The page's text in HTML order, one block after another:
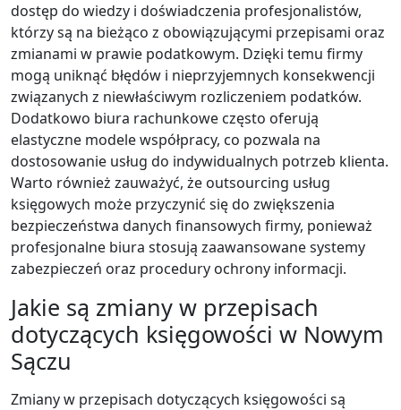
dostęp do wiedzy i doświadczenia profesjonalistów,
którzy są na bieżąco z obowiązującymi przepisami oraz
zmianami w prawie podatkowym. Dzięki temu firmy
mogą uniknąć błędów i nieprzyjemnych konsekwencji
związanych z niewłaściwym rozliczeniem podatków.
Dodatkowo biura rachunkowe często oferują
elastyczne modele współpracy, co pozwala na
dostosowanie usług do indywidualnych potrzeb klienta.
Warto również zauważyć, że outsourcing usług
księgowych może przyczynić się do zwiększenia
bezpieczeństwa danych finansowych firmy, ponieważ
profesjonalne biura stosują zaawansowane systemy
zabezpieczeń oraz procedury ochrony informacji.
Jakie są zmiany w przepisach
dotyczących księgowości w Nowym
Sączu
Zmiany w przepisach dotyczących księgowości są